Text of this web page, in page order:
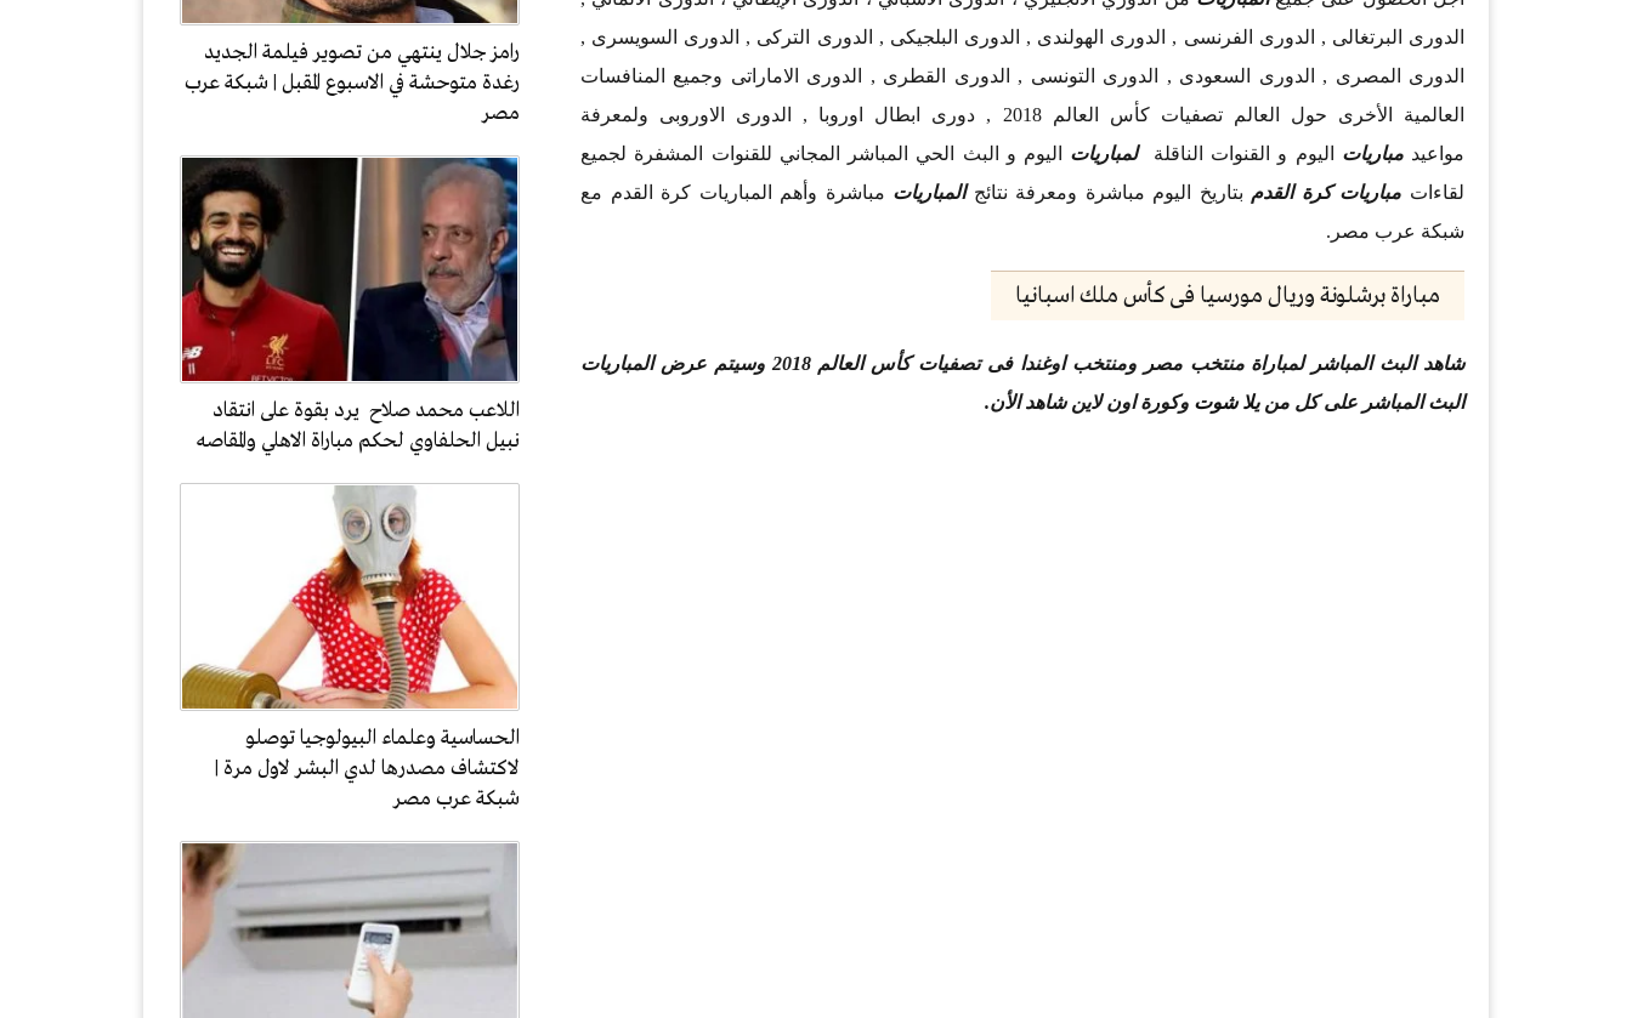
رامز جلال ينتهي من تصوير فيلمة الجديد
رغدة متوحشة في الاسبوع المقبل | شبكة عرب
مصر
اللاعب محمد صلاح يرد بقوة على انتقاد
نبيل الحلفاوي لحكم مباراة الاهلي والمقاصه
الحساسية وعلماء البيولوجيا توصلو
لاكتشاف مصدرها لدي البشر لاول مرة |
شبكة عرب مصر
الدورى البرتغالى , الدورى الفرنسى , الدورى الهولندى , الدورى البلجيكى , الدورى التركى , الدورى السويسرى ,
الدورى المصرى , الدورى السعودى , الدورى التونسى , الدورى القطرى , الدورى الاماراتى وجميع المنافسات
العالمية الأخرى حول العالم تصفيات كأس العالم 2018 , دورى ابطال اوروبا , الدورى الاوروبى ولمعرفة
مواعيدمباريات اليوم و القنوات الناقلةلمباريات اليوم و البث الحي المباشر المجاني للقنوات المشفرة لجميع
لقاءات مباريات كرة القدم بتاريخ اليوم مباشرة ومعرفة نتائجالمباريات مباشرة وأهم المباريات كرة القدم مع
شبكة عرب مصر.
مباراة برشلونة وريال مورسيا فى كأس ملك اسبانيا
شاهد البث المباشر لمباراة منتخب مصر ومنتخب اوغندا فى تصفيات كأس العالم 2018 وسيتم عرض المباريات
البث المباشر على كل من يلا شوت وكورة اون لاين شاهد الأن.